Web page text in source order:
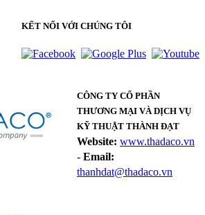
KẾT NỐI VỚI CHÚNG TÔI
CÔNG TY CỔ PHẦN
THƯƠNG MẠI VÀ DỊCH VỤ
KỸ THUẬT THÀNH ĐẠT
Website: www.thadaco.vn
- Email:
thanhdat@thadaco.vn